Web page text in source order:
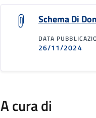
Schema Di
DATA
26/11/2024
A cura di